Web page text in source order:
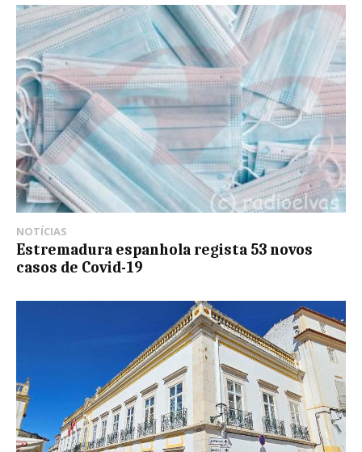
NOTÍCIAS
Estremadura espanhola regista 53 novos
casos de Covid-19